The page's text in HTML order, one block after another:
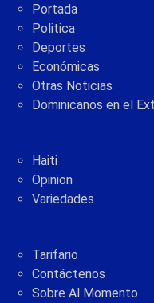
Portada
Politica
Deportes
Económicas
Otras Noticias
Dominicanos en el
Haiti
Opinion
Variedades
Tarifario
Contáctenos
Sobre Al Momento